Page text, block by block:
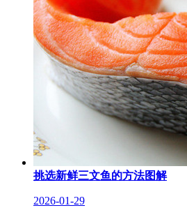
挑选新鲜三文鱼的方法图解
2026-01-29